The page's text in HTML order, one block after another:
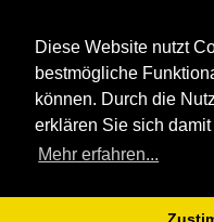
Diese Website nutzt
bestmögliche
können. Durch die
erklären Sie sich
Mehr erfahren...